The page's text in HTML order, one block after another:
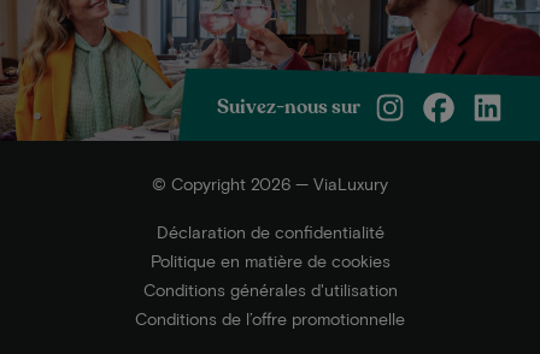
Suivez-nous sur
© Copyright 2026 — ViaLuxury
Déclaration de confidentialité
Politique en matière de cookies
Conditions générales d'utilisation
Conditions de l’offre promotionnelle